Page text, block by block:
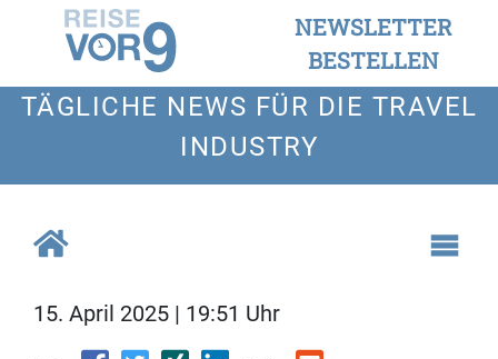
NEWSLETTER
BESTELLEN
TÄGLICHE NEWS FÜR DIE TRAVEL
INDUSTRY
15. April 2025 | 19:51 Uhr